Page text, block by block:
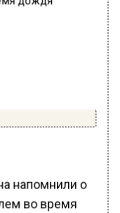
напомнили о
во время